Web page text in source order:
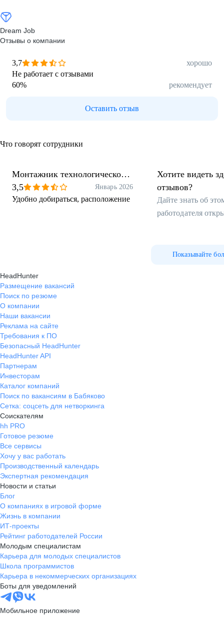
Dream Job
Отзывы о компании
3,7
хорошо
Не работает с отзывами
60% рекомендует
Оставить отзыв
Что говорят сотрудники
Монтажник технологического
оборудования
3,5 Январь 2026
Удобно добираться, расположение
Хотите видеть
отзывов?
Дайте знать об
работодателя
Показывайте
HeadHunter
Размещение вакансий
Поиск по резюме
О компании
Наши вакансии
Реклама на сайте
Требования к ПО
Безопасный HeadHunter
HeadHunter API
Партнерам
Инвесторам
Каталог компаний
Поиск по вакансиям в Бабяково
Сетка: соцсеть для нетворкинга
Соискателям
hh PRO
Готовое резюме
Все сервисы
Хочу у вас работать
Производственный календарь
Экспертная рекомендация
Новости и статьи
Блог
О компаниях в игровой форме
Жизнь в компании
ИТ-проекты
Рейтинг работодателей России
Молодым специалистам
Карьера для молодых специалистов
Школа программистов
Карьера в некоммерческих организациях
Боты для уведомлений
Мобильное приложение